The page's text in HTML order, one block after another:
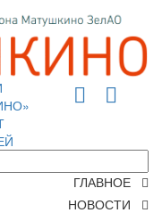
ГЛАВНОЕ
НОВОСТИ